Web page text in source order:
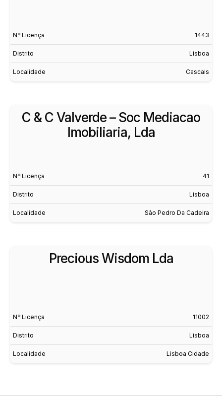
Nº Licença 1443
Distrito Lisboa
Localidade Cascais
C & C Valverde – Soc Mediacao
Imobiliaria, Lda
Nº Licença 41
Distrito Lisboa
Localidade São Pedro Da Cadeira
Precious Wisdom Lda
Nº Licença 11002
Distrito Lisboa
Localidade Lisboa Cidade